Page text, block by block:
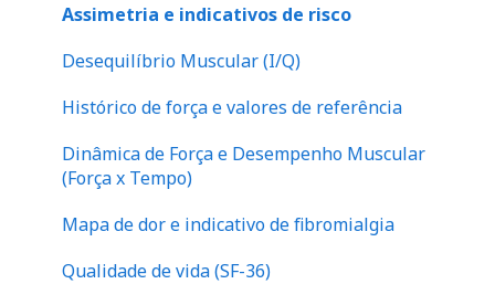
Assimetria e indicativos de risco
Desequilíbrio Muscular (I/Q)
Histórico de força e valores de referência
Dinâmica de Força e Desempenho Muscular
(Força x Tempo)
Mapa de dor e indicativo de fibromialgia
Qualidade de vida (SF-36)